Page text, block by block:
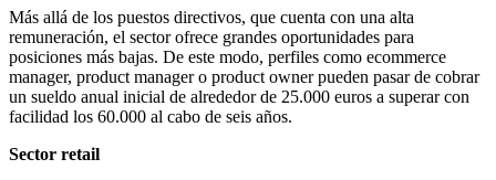
Más allá de los puestos directivos, que cuenta con una alta
remuneración, el sector ofrece grandes oportunidades para
posiciones más bajas. De este modo, perfiles como ecommerce
manager, product manager o product owner pueden pasar de cobrar
un sueldo anual inicial de alrededor de 25.000 euros a superar con
facilidad los 60.000 al cabo de seis años.
Sector retail